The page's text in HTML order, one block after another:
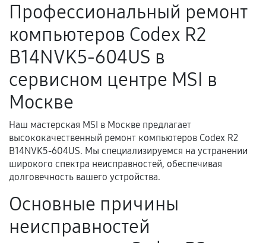
Поломка установленной детали при
нормальной эксплуатации в течение
гарантийного срока.
Несоответствие комплектующей заявленным
техническим характеристикам.
Документы для подтверждения
гарантии
Гарантийный талон.
Акт выполненных работ с датой, перечнем
услуг и сроком гарантии.
Документы на установленные комплектующие
и кассовый чек.
Профессиональный ремонт
компьютеров Codex R2
B14NVK5-604US в
сервисном центре MSI в
Москве
Наш мастерская MSI в Москве предлагает
высококачественный ремонт компьютеров Codex R2
B14NVK5-604US. Мы специализируемся на устранении
широкого спектра неисправностей, обеспечивая
долговечность вашего устройства.
Основные причины
неисправностей